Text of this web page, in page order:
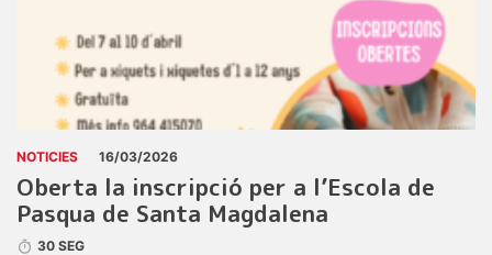
NOTICIES 16/03/2026
Oberta la inscripció per a l’Escola de
Pasqua de Santa Magdalena
30 SEG